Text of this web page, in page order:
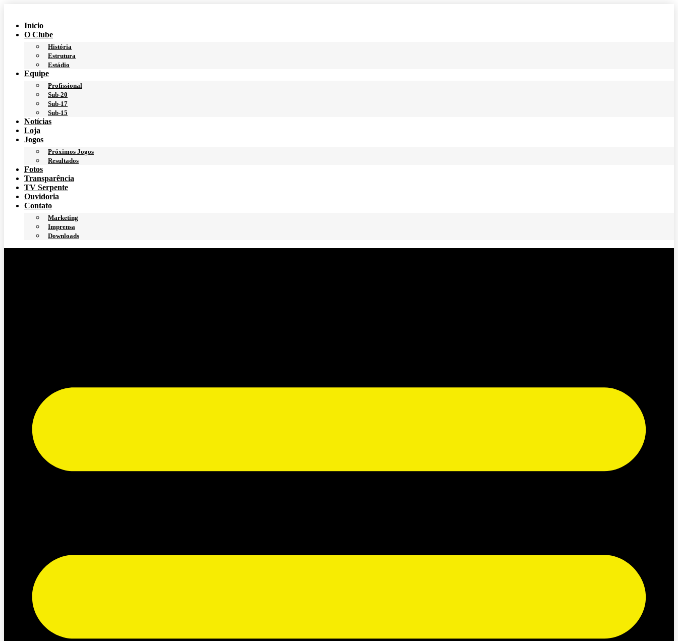
conteúdo
Início
O Clube
História
Estrutura
Estádio
Equipe
Profissional
Sub-20
Sub-17
Sub-15
Notícias
Loja
Jogos
Próximos Jogos
Resultados
Fotos
Transparência
TV Serpente
Ouvidoria
Contato
Marketing
Imprensa
Downloads